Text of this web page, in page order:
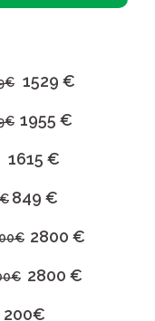
1529 €
1955 €
1615 €
849 €
2800 €
2800 €
200€